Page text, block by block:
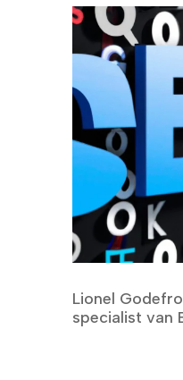
Lionel
specialist van